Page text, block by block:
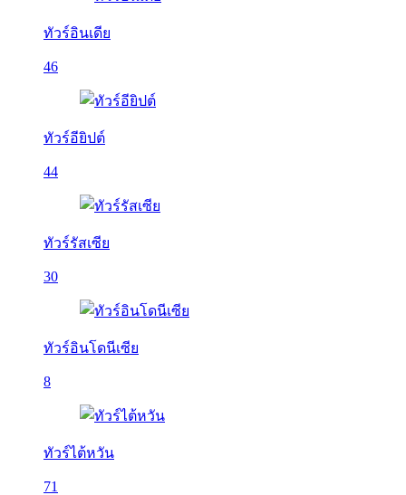
ทัวร์อินเดีย
46
ทัวร์อียิปต์
44
ทัวร์รัสเซีย
30
ทัวร์อินโดนีเซีย
8
ทัวร์ไต้หวัน
71